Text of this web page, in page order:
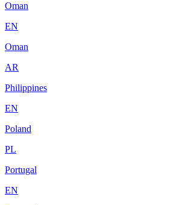
Oman
EN
Oman
AR
Philippines
EN
Poland
PL
Portugal
EN